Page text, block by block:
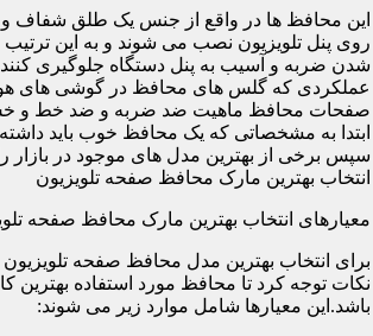
این محافظ ها در واقع از جنس یک طلق شفاف
روی پنل تلویزیون نصب می شوند و به این ترتیب
شدن ضربه و آسیب به پنل دستگاه جلوگیری
عملکردی که گلس های محافظ در گوشی های
صفحات محافظ ماهیت ضد ضربه و ضد خط و خش
ابتدا به مشخصاتی که یک محافظ خوب باید
سپس برخی از بهترین مدل های موجود در بازار
انتخاب بهترین مارک محافظ صفحه تلویزیون
معیارهای انتخاب بهترین مارک محافظ صفحه
برای انتخاب بهترین مدل محافظ صفحه
نکات توجه کرد تا محافظ مورد استفاده بهترین
باشد.این معیارها شامل موارد زیر می شوند: